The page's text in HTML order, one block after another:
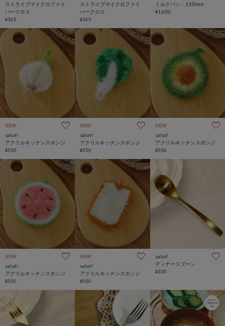
ストライプマイクロファイ
バークロス
¥165
ストライプマイクロファイ
バークロス
¥165
ミルクパン：1350ml
¥1,650
NEW
salut!
アクリルキッチンスポンジ
¥550
NEW
salut!
アクリルキッチンスポンジ
¥550
NEW
salut!
アクリルキッチンスポンジ
¥550
NEW
salut!
アクリルキッチンスポンジ
¥550
NEW
salut!
アクリルキッチンスポンジ
¥550
salut!
ディナースプーン
¥330